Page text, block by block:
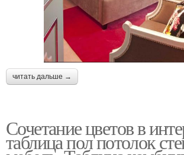
читать дальше →
Сочетание цветов в
таблица пол потолок